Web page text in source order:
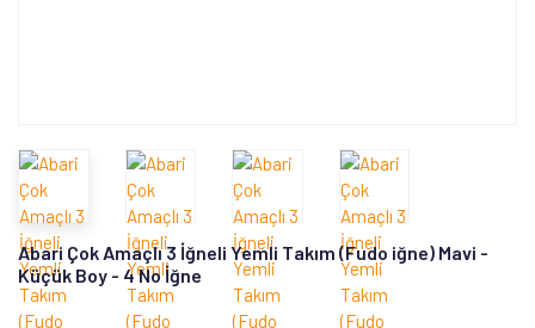
Abari Çok Amaçlı 3 İğneli Yemli Takım (Fudo iğne) Mavi -
Küçük Boy - 4 No İğne